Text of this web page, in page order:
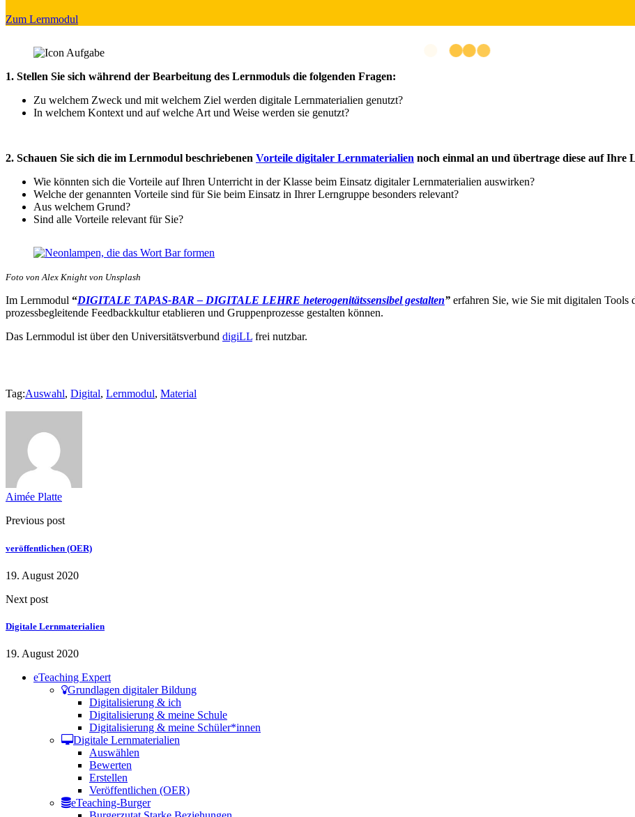
Zum Lernmodul
1. Stellen Sie sich während der Bearbeitung des Lernmoduls die folgenden Fragen:
Zu welchem Zweck und mit welchem Ziel werden digitale Lernmaterialien genutzt?
In welchem Kontext und auf welche Art und Weise werden sie genutzt?
2. Schauen Sie sich die im Lernmodul beschriebenen Vorteile digitaler Lernmaterialien noch einmal an und übertrage diese auf Ihre
Wie könnten sich die Vorteile auf Ihren Unterricht in der Klasse beim Einsatz digitaler Lernmaterialien auswirken?
Welche der genannten Vorteile sind für Sie beim Einsatz in Ihrer Lerngruppe besonders relevant?
Aus welchem Grund?
Sind alle Vorteile relevant für Sie?
Foto von Alex Knight von Unsplash
Im Lernmodul “DIGITALE TAPAS-BAR – DIGITALE LEHRE heterogenitätssensibel gestalten” erfahren Sie, wie Sie mit digitalen Tools
prozessbegleitende Feedbackkultur etablieren und Gruppenprozesse gestalten können.
Das Lernmodul ist über den Universitätsverbund digiLL frei nutzbar.
Tag:Auswahl, Digital, Lernmodul, Material
Aimée Platte
Previous post
veröffentlichen (OER)
19. August 2020
Next post
Digitale Lernmaterialien
19. August 2020
eTeaching Expert
Grundlagen digitaler Bildung
Digitalisierung & ich
Digitalisierung & meine Schule
Digitalisierung & meine Schüler*innen
Digitale Lernmaterialien
Auswählen
Bewerten
Erstellen
Veröffentlichen (OER)
eTeaching-Burger